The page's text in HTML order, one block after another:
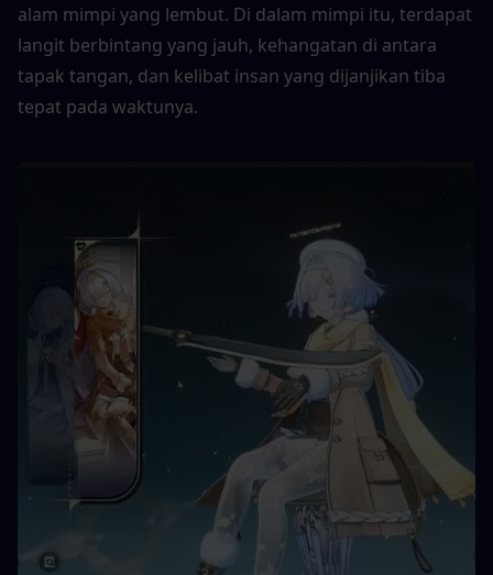
alam mimpi yang lembut. Di dalam mimpi itu, terdapat
langit berbintang yang jauh, kehangatan di antara
tapak tangan, dan kelibat insan yang dijanjikan tiba
tepat pada waktunya.